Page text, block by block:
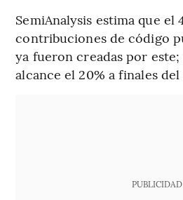
SemiAnalysis estima que el
contribuciones de código
ya fueron creadas por
alcance el 20% a finales del
PUBLICIDAD